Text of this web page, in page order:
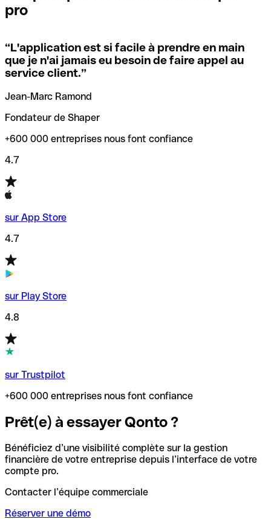
locales.
Si vous n'êtes pas sûr du code SWIFT que vous devriez
utiliser, nous avons développé un outil de recherche de
codes SWIFT par nom de banque.
vérification/recherche de codes SWIFT. Ainsi, vous pouvez
trouver et vérifier vos codes SWIFT avant de réaliser vos
transferts d’argent.
pro
“L'application est si facile à prendre en main
que je n'ai jamais eu besoin de faire appel au
service client.”
Jean-Marc Ramond
Fondateur de Shaper
+600 000 entreprises nous font confiance
4.7
sur App Store
4.7
sur Play Store
4.8
sur Trustpilot
+600 000 entreprises nous font confiance
Prêt(e) à essayer Qonto ?
Bénéficiez d’une visibilité complète sur la gestion
financière de votre entreprise depuis l’interface de votre
compte pro.
Contacter l’équipe commerciale
Réserver une démo